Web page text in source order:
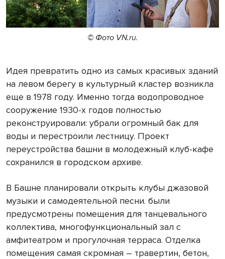
© Фото VN.ru.
Идея превратить одно из самых красивых зданий
на левом берегу в культурный кластер возникла
еще в 1978 году. Именно тогда водопроводное
сооружение 1930-х годов полностью
реконструировали: убрали огромный бак для
воды и перестроили лестницу. Проект
переустройства башни в молодежный клуб-кафе
сохранился в городском архиве.
В Башне планировали открыть клубы джазовой
музыки и самодеятельной песни. были
предусмотрены помещения для танцевального
коллектива, многофункциональный зал с
амфитеатром и прогулочная терраса. Отделка
помещения самая скромная – травертин, бетон,